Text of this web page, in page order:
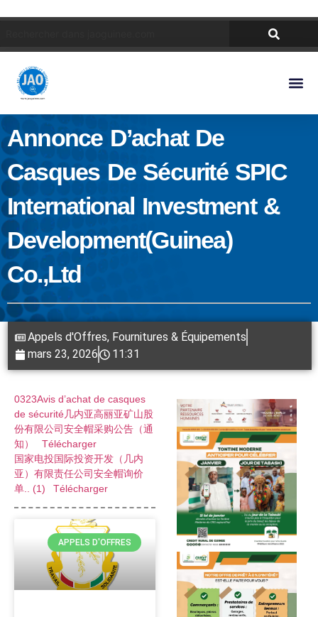
Annonce D’achat De
Casques De Sécurité SPIC
International Investment &
Development(Guinea)
Co.,Ltd
Appels d'Offres, Fournitures & Équipements
mars 23, 2026
11:31
0323Avis d’achat de casques
de sécurité几内亚高丽亚矿山股
份有限公司安全帽采购公告（通
知）
Télécharger
国家电投国际投资开发（几内
亚）有限责任公司安全帽询价
单.. (1)
Télécharger
APPELS D'OFFRES